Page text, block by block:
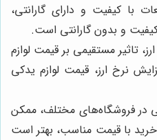
با کیفیت و دارای گارانتی،
و بدون گارانتی است.
تاثیر مستقیمی بر قیمت لوازم
نرخ ارز، قیمت لوازم یدکی
در فروشگاه‌های مختلف، ممکن
با قیمت مناسب، بهتر است